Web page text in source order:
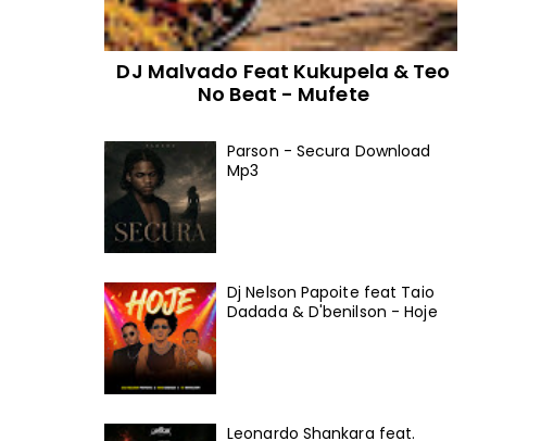
DJ Malvado Feat Kukupela & Teo
No Beat - Mufete
Parson - Secura Download
Mp3
Dj Nelson Papoite feat Taio
Dadada & D'benilson - Hoje
Leonardo Shankara feat.